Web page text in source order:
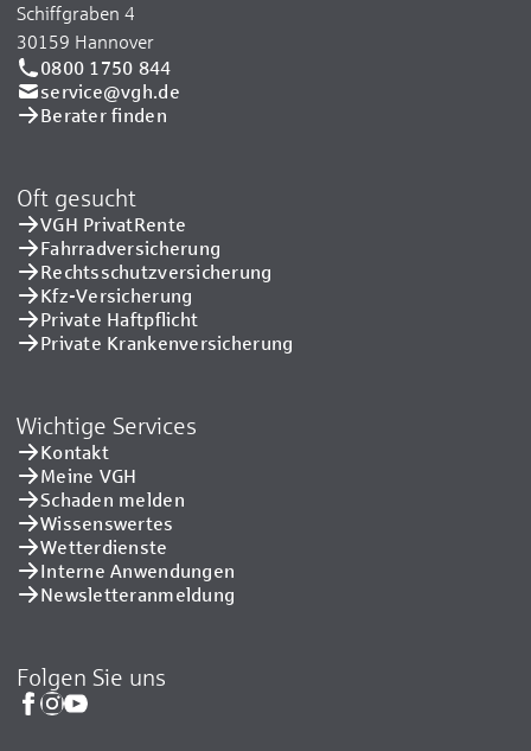
Schiffgraben 4
30159 Hannover
0800 1750 844
service@vgh.de
Berater finden
Oft gesucht
VGH PrivatRente
Fahrradversicherung
Rechtsschutzversicherung
Kfz-Versicherung
Private Haftpflicht
Private Kranken­versicherung
Wichtige Services
Kontakt
Meine VGH
Schaden melden
Wissenswertes
Wetterdienste
Interne Anwendungen
Newsletteranmeldung
Folgen Sie uns